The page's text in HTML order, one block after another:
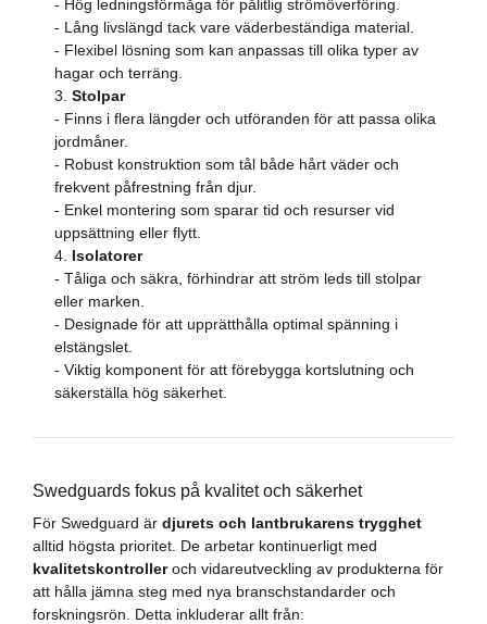
- Hög ledningsförmåga för pålitlig strömöverföring.
- Lång livslängd tack vare väderbeständiga material.
- Flexibel lösning som kan anpassas till olika typer av
hagar och terräng.
Stolpar
- Finns i flera längder och utföranden för att passa olika
jordmåner.
- Robust konstruktion som tål både hårt väder och
frekvent påfrestning från djur.
- Enkel montering som sparar tid och resurser vid
uppsättning eller flytt.
Isolatorer
- Tåliga och säkra, förhindrar att ström leds till stolpar
eller marken.
- Designade för att upprätthålla optimal spänning i
elstängslet.
- Viktig komponent för att förebygga kortslutning och
säkerställa hög säkerhet.
Swedguards fokus på kvalitet och säkerhet
För Swedguard är djurets och lantbrukarens trygghet
alltid högsta prioritet. De arbetar kontinuerligt med
kvalitetskontrolleroch vidareutveckling av produkterna för
att hålla jämna steg med nya branschstandarder och
forskningsrön. Detta inkluderar allt från: